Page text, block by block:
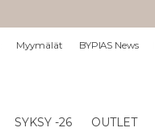
Myymälät BYPIAS News
SYKSY -26 OUTLET